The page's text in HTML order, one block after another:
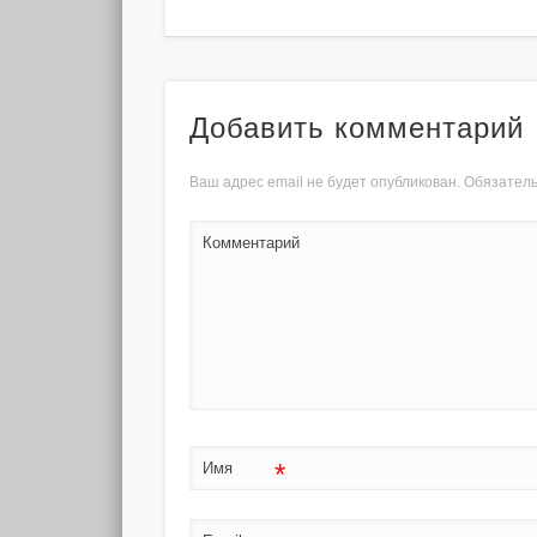
Добавить комментарий
Ваш адрес email не будет опубликован.
Комментарий
Имя *